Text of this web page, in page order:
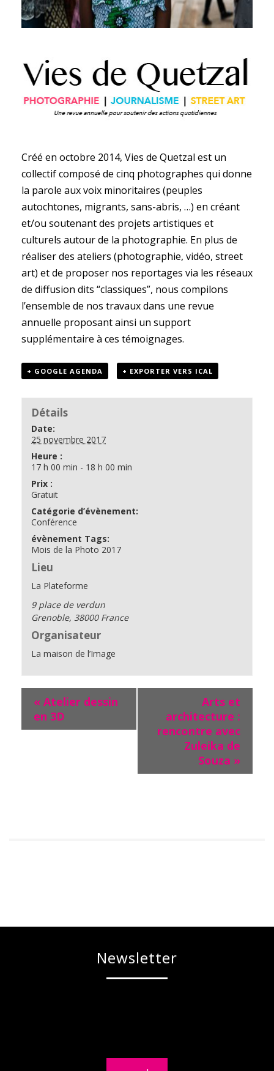
Créé en octobre 2014, Vies de Quetzal est un
collectif composé de cinq photographes qui donne
la parole aux voix minoritaires (peuples
autochtones, migrants, sans-abris, …) en créant
et/ou soutenant des projets artistiques et
culturels autour de la photographie. En plus de
réaliser des ateliers (photographie, vidéo, street
art) et de proposer nos reportages via les réseaux
de diffusion dits “classiques”, nous compilons
l’ensemble de nos travaux dans une revue
annuelle proposant ainsi un support
supplémentaire à ces témoignages.
+ GOOGLE AGENDA + EXPORTER VERS ICAL
Détails
Date:
25 novembre 2017
Heure :
17 h 00 min - 18 h 00 min
Prix :
Gratuit
Catégorie d’évènement:
Conférence
évènement Tags:
Mois de la Photo 2017
Lieu
La Plateforme
9 place de verdun
Grenoble, 38000 France
Organisateur
La maison de l’Image
« Atelier dessin
en 3D
Arts et
architecture :
rencontre avec
Zuleika de
Souza »
Newsletter